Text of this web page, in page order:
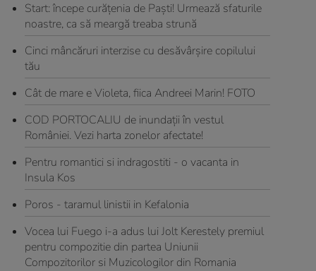
Start: începe curăţenia de Paşti! Urmează sfaturile
noastre, ca să meargă treaba strună
Cinci mâncăruri interzise cu desăvârşire copilului
tău
Cât de mare e Violeta, fiica Andreei Marin! FOTO
COD PORTOCALIU de inundații în vestul
României. Vezi harta zonelor afectate!
Pentru romantici si indragostiti - o vacanta in
Insula Kos
Poros - taramul linistii in Kefalonia
Vocea lui Fuego i-a adus lui Jolt Kerestely premiul
pentru compozitie din partea Uniunii
Compozitorilor si Muzicologilor din Romania